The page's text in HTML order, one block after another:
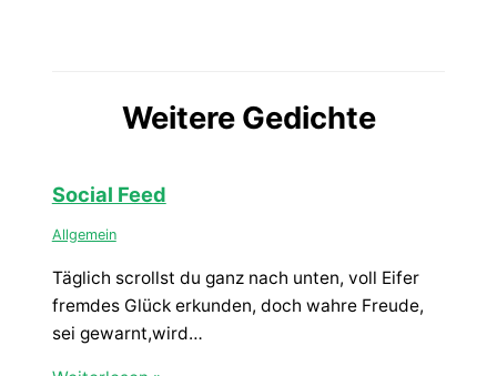
Weitere Gedichte
Social Feed
Allgemein
Täglich scrollst du ganz nach unten, voll Eifer
fremdes Glück erkunden, doch wahre Freude,
sei gewarnt,wird…